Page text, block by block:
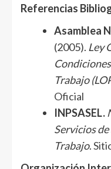
Referencias
Asamblea
(2005). Ley
Trabajo
Oficial
INPSASEL.
Servicios
Trabajo.